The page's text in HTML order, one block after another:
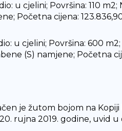
u cjelini; Površina: 110
Početna cijena:
u cjelini; Površina: 600
(S) namjene; Početna
je žutom bojom na
20. rujna 2019. godine, uvid